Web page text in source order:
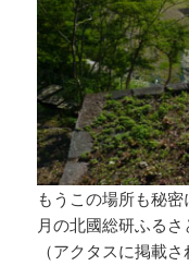
もうこの場所も秘
月の北國総研ふる
（アクタスに掲載